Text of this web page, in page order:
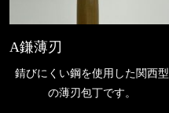
A鎌薄刃
錆びにくい鋼を使用した関西型
の薄刃包丁です。